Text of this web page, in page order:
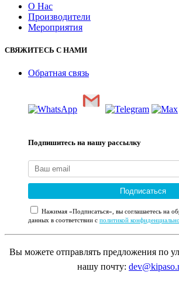
О Нас
Производители
Мероприятия
СВЯЖИТЕСЬ С НАМИ
Обратная связь
Подпишитесь на нашу рассылку
Подписаться
Нажимая «Подписаться», вы соглашаетесь на
данных в соответствии с политикой
Вы можете отправлять предложения по
нашу почту: